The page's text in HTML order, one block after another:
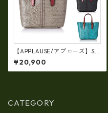
【APPLAUSE/アプローズ】SA
FARI series 型押し クロコ レ
ザー トート ap-3739
¥20,900
CATEGORY